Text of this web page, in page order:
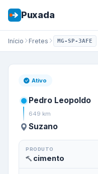
Puxada
Início Fretes MG-SP-3AFE
Frete de
Ativo
Pedro Leopoldo
649 km
Suzano
PRODUTO
cimento